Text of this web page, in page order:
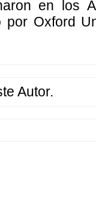
en los
por Oxford
Autor.